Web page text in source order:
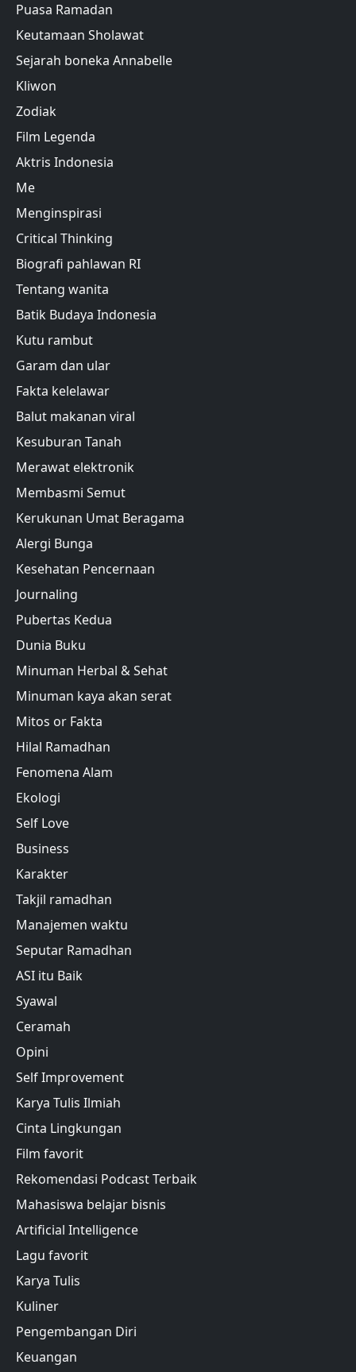
Puasa Ramadan
Keutamaan Sholawat
Sejarah boneka Annabelle
Kliwon
Zodiak
Film Legenda
Aktris Indonesia
Me
Menginspirasi
Critical Thinking
Biografi pahlawan RI
Tentang wanita
Batik Budaya Indonesia
Kutu rambut
Garam dan ular
Fakta kelelawar
Balut makanan viral
Kesuburan Tanah
Merawat elektronik
Membasmi Semut
Kerukunan Umat Beragama
Alergi Bunga
Kesehatan Pencernaan
Journaling
Pubertas Kedua
Dunia Buku
Minuman Herbal & Sehat
Minuman kaya akan serat
Mitos or Fakta
Hilal Ramadhan
Fenomena Alam
Ekologi
Self Love
Business
Karakter
Takjil ramadhan
Manajemen waktu
Seputar Ramadhan
ASI itu Baik
Syawal
Ceramah
Opini
Self Improvement
Karya Tulis Ilmiah
Cinta Lingkungan
Film favorit
Rekomendasi Podcast Terbaik
Mahasiswa belajar bisnis
Artificial Intelligence
Lagu favorit
Karya Tulis
Kuliner
Pengembangan Diri
Keuangan